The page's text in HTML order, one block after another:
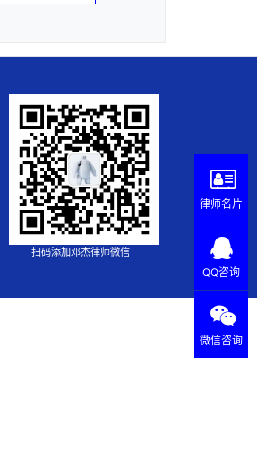
扫码添加邓杰律师微信
律师名片
QQ咨询
微信咨询